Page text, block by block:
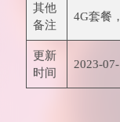
其他
备注
4G套餐
更新
时间
2023-